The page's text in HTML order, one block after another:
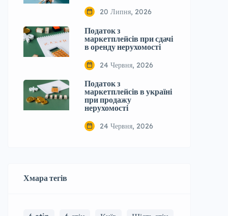
20 Липня, 2026
Податок з
маркетплейсів при сдачі
в оренду нерухомості
24 Червня, 2026
Податок з
маркетплейсів в україні
при продажу
нерухомості
24 Червня, 2026
Хмара тегів